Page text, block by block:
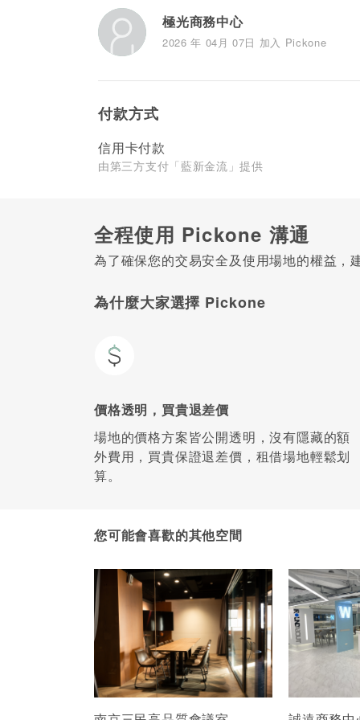
極光商務中心
2026 年 04月 07日 加入 Pickone
付款方式
信用卡付款
由第三方支付「藍新金流」提供
全程使用 Pickone 溝通
為了確保您的交易安全及使用場地的權益，
為什麼大家選擇 Pickone
價格透明，買貴退差價
場地的價格方案皆公開透明，沒有隱藏的額
外費用，買貴保證退差價，租借場地輕鬆划
算。
您可能會喜歡的其他空間